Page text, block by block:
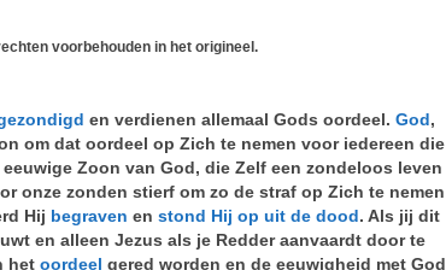
voorbehouden in het origineel.
en verdienen allemaal Gods oordeel. God,
om dat oordeel op Zich te nemen voor iedereen die
eeuwige Zoon van God, die Zelf een zondeloos leven
onze zonden stierf om zo de straf op Zich te nemen
Hij begraven en stond Hij op uit de dood. Als jij dit
en alleen Jezus als je Redder aanvaardt door te
het oordeel gered worden en de eeuwigheid met God